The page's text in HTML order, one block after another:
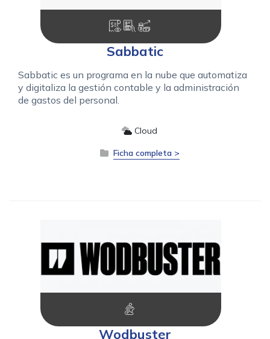
Sabbatic
Sabbatic es un programa en la nube que automatiza
y digitaliza la gestión contable y la administración
de gastos del personal.
Cloud
Ficha completa >
Wodbuster